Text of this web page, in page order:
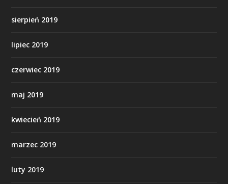
sierpień 2019
lipiec 2019
czerwiec 2019
maj 2019
kwiecień 2019
marzec 2019
luty 2019